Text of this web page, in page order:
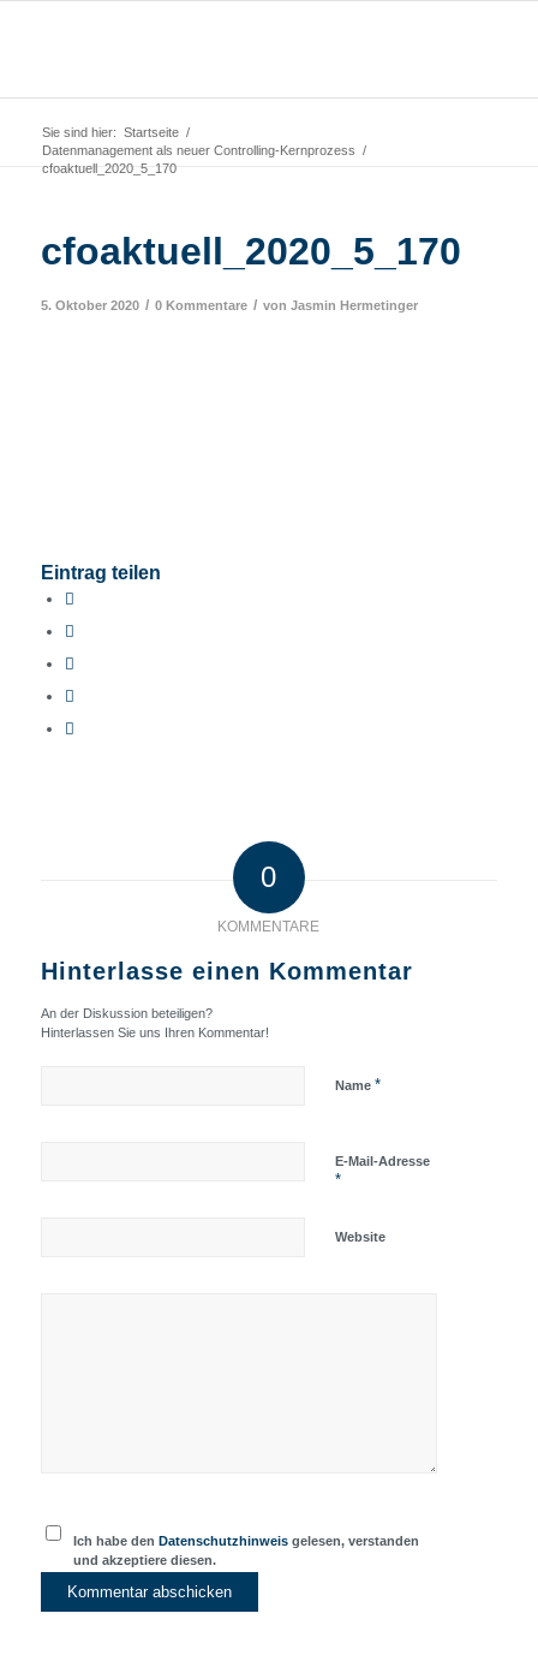
Sie sind hier: Startseite /
Datenmanagement als neuer Controlling-Kernprozess /
cfoaktuell_2020_5_170
cfoaktuell_2020_5_170
5. Oktober 2020 / 0 Kommentare / von Jasmin Hermetinger
Eintrag teilen
0
KOMMENTARE
Hinterlasse einen Kommentar
An der Diskussion beteiligen?
Hinterlassen Sie uns Ihren Kommentar!
Name *
E-Mail-Adresse
*
Website
Ich habe denDatenschutzhinweis gelesen, verstanden
und akzeptiere diesen.